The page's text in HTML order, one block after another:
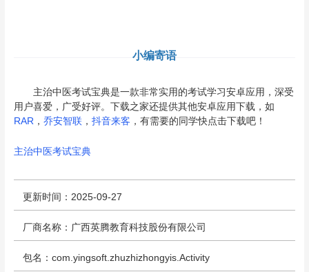
小编寄语
主治中医考试宝典是一款非常实用的考试学习安卓应用，深受
用户喜爱，广受好评。下载之家还提供其他安卓应用下载，如
RAR ， 乔安智联 ， 抖音来客 ，有需要的同学快点击下载吧！
主治中医考试宝典
更新时间：2025-09-27
厂商名称：广西英腾教育科技股份有限公司
包名：com.yingsoft.zhuzhizhongyis.Activity